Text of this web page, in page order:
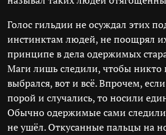
Голос гильдии не осуждал этих
инстинктам людей, не поощрял
принципе в дела одержимых
Маги лишь следили, чтобы никто
выбрался, вот и всё. Впрочем,
порой и случались, то носили
Обычно одержимые сами
не ушёл. Откусанные пальцы на